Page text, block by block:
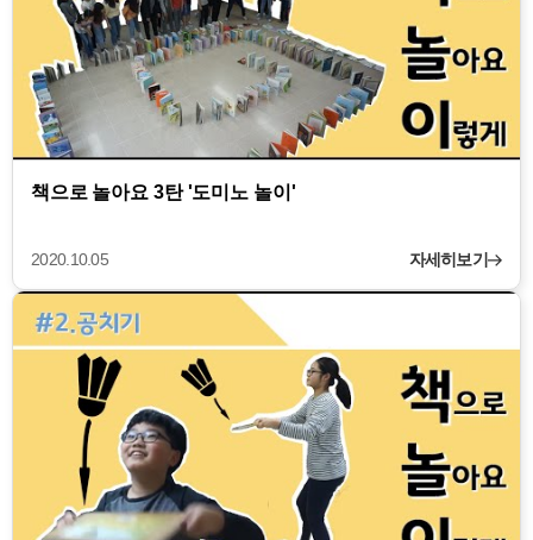
책으로 놀아요 3탄 '도미노 놀이'
2020.10.05 자세히보기